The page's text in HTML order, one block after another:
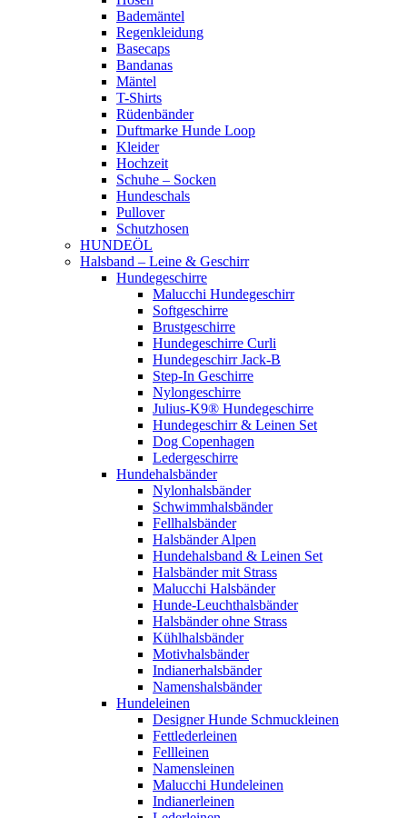
Bademäntel
Regenkleidung
Basecaps
Bandanas
Mäntel
T-Shirts
Rüdenbänder
Duftmarke Hunde Loop
Kleider
Hochzeit
Schuhe – Socken
Hundeschals
Pullover
Schutzhosen
HUNDEÖL
Halsband – Leine & Geschirr
Hundegeschirre
Malucchi Hundegeschirr
Softgeschirre
Brustgeschirre
Hundegeschirre Curli
Hundegeschirr Jack-B
Step-In Geschirre
Nylongeschirre
Julius-K9® Hundegeschirre
Hundegeschirr & Leinen Set
Dog Copenhagen
Ledergeschirre
Hundehalsbänder
Nylonhalsbänder
Schwimmhalsbänder
Fellhalsbänder
Halsbänder Alpen
Hundehalsband & Leinen Set
Halsbänder mit Strass
Malucchi Halsbänder
Hunde-Leuchthalsbänder
Halsbänder ohne Strass
Kühlhalsbänder
Motivhalsbänder
Indianerhalsbänder
Namenshalsbänder
Hundeleinen
Designer Hunde Schmuckleinen
Fettlederleinen
Fellleinen
Namensleinen
Malucchi Hundeleinen
Indianerleinen